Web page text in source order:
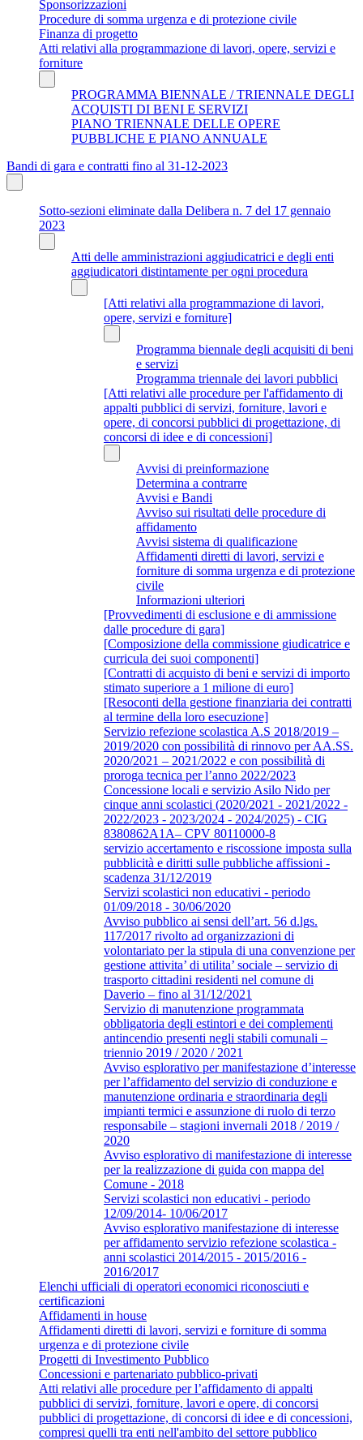
Sponsorizzazioni
Procedure di somma urgenza e di protezione civile
Finanza di progetto
Atti relativi alla programmazione di lavori, opere, servizi e
forniture
PROGRAMMA BIENNALE / TRIENNALE DEGLI
ACQUISTI DI BENI E SERVIZI
PIANO TRIENNALE DELLE OPERE
PUBBLICHE E PIANO ANNUALE
Bandi di gara e contratti fino al 31-12-2023
Sotto-sezioni eliminate dalla Delibera n. 7 del 17 gennaio
2023
Atti delle amministrazioni aggiudicatrici e degli enti
aggiudicatori distintamente per ogni procedura
[Atti relativi alla programmazione di lavori,
opere, servizi e forniture]
Programma biennale degli acquisiti di beni
e servizi
Programma triennale dei lavori pubblici
[Atti relativi alle procedure per l'affidamento di
appalti pubblici di servizi, forniture, lavori e
opere, di concorsi pubblici di progettazione, di
concorsi di idee e di concessioni]
Avvisi di preinformazione
Determina a contrarre
Avvisi e Bandi
Avviso sui risultati delle procedure di
affidamento
Avvisi sistema di qualificazione
Affidamenti diretti di lavori, servizi e
forniture di somma urgenza e di protezione
civile
Informazioni ulteriori
[Provvedimenti di esclusione e di ammissione
dalle procedure di gara]
[Composizione della commissione giudicatrice e
curricula dei suoi componenti]
[Contratti di acquisto di beni e servizi di importo
stimato superiore a 1 milione di euro]
[Resoconti della gestione finanziaria dei contratti
al termine della loro esecuzione]
Servizio refezione scolastica A.S 2018/2019 –
2019/2020 con possibilità di rinnovo per AA.SS.
2020/2021 – 2021/2022 e con possibilità di
proroga tecnica per l’anno 2022/2023
Concessione locali e servizio Asilo Nido per
cinque anni scolastici (2020/2021 - 2021/2022 -
2022/2023 - 2023/2024 - 2024/2025) - CIG
8380862A1A– CPV 80110000-8
servizio accertamento e riscossione imposta sulla
pubblicità e diritti sulle pubbliche affissioni -
scadenza 31/12/2019
Servizi scolastici non educativi - periodo
01/09/2018 - 30/06/2020
Avviso pubblico ai sensi dell’art. 56 d.lgs.
117/2017 rivolto ad organizzazioni di
volontariato per la stipula di una convenzione per
gestione attivita’ di utilita’ sociale – servizio di
trasporto cittadini residenti nel comune di
Daverio – fino al 31/12/2021
Servizio di manutenzione programmata
obbligatoria degli estintori e dei complementi
antincendio presenti negli stabili comunali –
triennio 2019 / 2020 / 2021
Avviso esplorativo per manifestazione d’interesse
per l’affidamento del servizio di conduzione e
manutenzione ordinaria e straordinaria degli
impianti termici e assunzione di ruolo di terzo
responsabile – stagioni invernali 2018 / 2019 /
2020
Avviso esplorativo di manifestazione di interesse
per la realizzazione di guida con mappa del
Comune - 2018
Servizi scolastici non educativi - periodo
12/09/2014- 10/06/2017
Avviso esplorativo manifestazione di interesse
per affidamento servizio refezione scolastica -
anni scolastici 2014/2015 - 2015/2016 -
2016/2017
Elenchi ufficiali di operatori economici riconosciuti e
certificazioni
Affidamenti in house
Affidamenti diretti di lavori, servizi e forniture di somma
urgenza e di protezione civile
Progetti di Investimento Pubblico
Concessioni e partenariato pubblico-privati
Atti relativi alle procedure per l’affidamento di appalti
pubblici di servizi, forniture, lavori e opere, di concorsi
pubblici di progettazione, di concorsi di idee e di concessioni,
compresi quelli tra enti nell'ambito del settore pubblico